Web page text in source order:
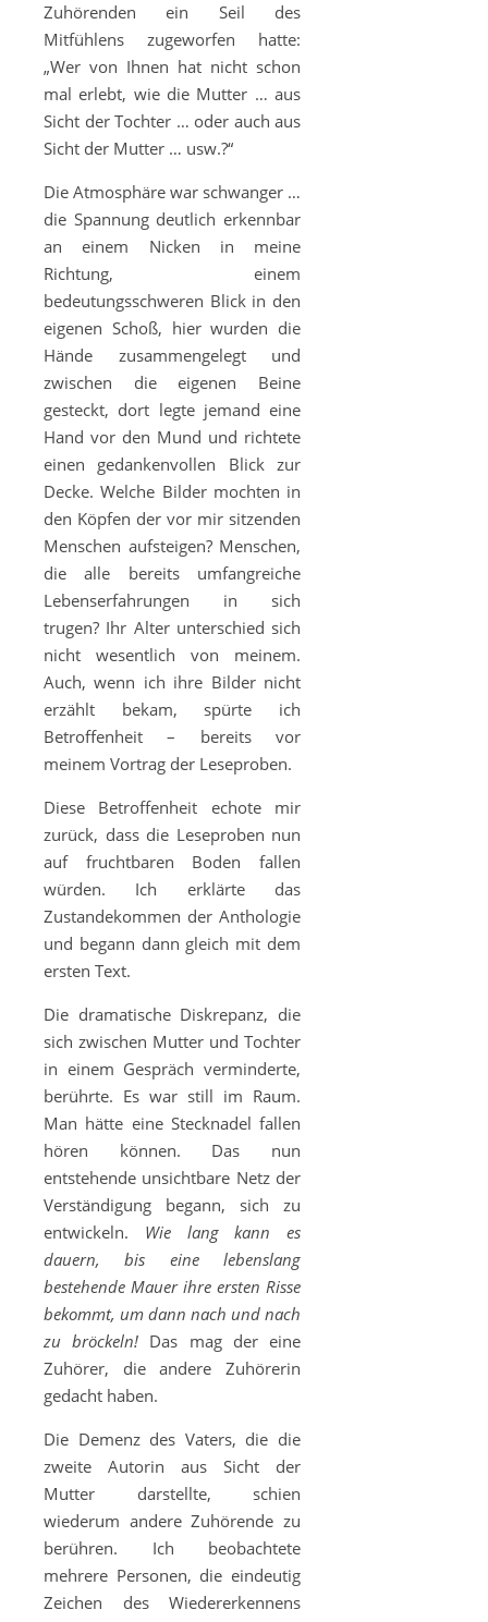
Zuhörenden ein Seil des
Mitfühlens zugeworfen hatte:
„Wer von Ihnen hat nicht schon
mal erlebt, wie die Mutter … aus
Sicht der Tochter … oder auch aus
Sicht der Mutter … usw.?“
Die Atmosphäre war schwanger …
die Spannung deutlich erkennbar
an einem Nicken in meine
Richtung, einem
bedeutungsschweren Blick in den
eigenen Schoß, hier wurden die
Hände zusammengelegt und
zwischen die eigenen Beine
gesteckt, dort legte jemand eine
Hand vor den Mund und richtete
einen gedankenvollen Blick zur
Decke. Welche Bilder mochten in
den Köpfen der vor mir sitzenden
Menschen aufsteigen? Menschen,
die alle bereits umfangreiche
Lebenserfahrungen in sich
trugen? Ihr Alter unterschied sich
nicht wesentlich von meinem.
Auch, wenn ich ihre Bilder nicht
erzählt bekam, spürte ich
Betroffenheit – bereits vor
meinem Vortrag der Leseproben.
Diese Betroffenheit echote mir
zurück, dass die Leseproben nun
auf fruchtbaren Boden fallen
würden. Ich erklärte das
Zustandekommen der Anthologie
und begann dann gleich mit dem
ersten Text.
Die dramatische Diskrepanz, die
sich zwischen Mutter und Tochter
in einem Gespräch verminderte,
berührte. Es war still im Raum.
Man hätte eine Stecknadel fallen
hören können. Das nun
entstehende unsichtbare Netz der
Verständigung begann, sich zu
entwickeln. Wie lang kann es
dauern, bis eine lebenslang
bestehende Mauer ihre ersten Risse
bekommt, um dann nach und nach
zu bröckeln! Das mag der eine
Zuhörer, die andere Zuhörerin
gedacht haben.
Die Demenz des Vaters, die die
zweite Autorin aus Sicht der
Mutter darstellte, schien
wiederum andere Zuhörende zu
berühren. Ich beobachtete
mehrere Personen, die eindeutig
Zeichen des Wiedererkennens